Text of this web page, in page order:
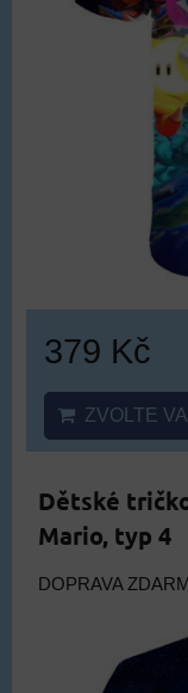
379 Kč
ZVOLTE
Dětské
Mario, typ 4
DOPRAVA